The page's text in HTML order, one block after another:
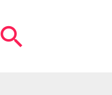
Zoeken